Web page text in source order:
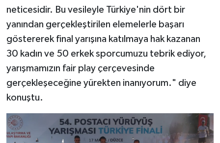
neticesidir. Bu vesileyle Türkiye'nin dört bir
yanından gerçekleştirilen elemelerle başarı
göstererek final yarışına katılmaya hak kazanan
30 kadın ve 50 erkek sporcumuzu tebrik ediyor,
yarışmamızın fair play çerçevesinde
gerçekleşeceğine yürekten inanıyorum." diye
konuştu.